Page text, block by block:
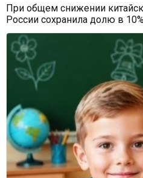
При общем снижении
России сохранила долю в 10%